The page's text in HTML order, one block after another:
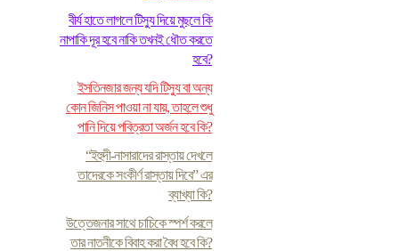
বীর্য হাতে লাগলে টিস্যু দিয়ে মুছলে কি
নাপাকি দূর হবে নাকি তখনই ধৌত করতে
হবে?
ইসতিনজার জন্য যদি টিস্যু বা অন্য
কোন জিনিস পাওয়া না যায়, তাহলে শুধু
পানি দিয়ে পবিত্রতা অর্জন হবে কি?
“ইহুদী-নাসারাদের রাস্তায় দেখলে
তাদেরকে সংকীর্ণ রাস্তায় দিবে” এর
ব্যাখ্যা কি?
উত্তেজনার সাথে চাচিকে স্পর্শ করলে
তার নাতনীকে বিবাহ করা বৈধ হবে কি?